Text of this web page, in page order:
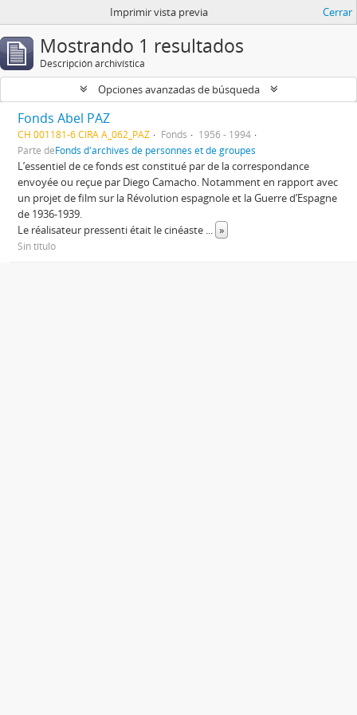
Imprimir vista previa Cerrar
Mostrando 1 resultados
Descripción archivística
Opciones avanzadas de búsqueda
Fonds Abel PAZ
CH 001181-6 CIRA A_062_PAZ Fonds
1956 - 1994
Parte deFonds d'archives de personnes et de groupes
L’essentiel de ce fonds est constitué par de la correspondance
envoyée ou reçue par Diego Camacho. Notamment en rapport avec
un projet de film sur la Révolution espagnole et la Guerre d’Espagne
de 1936-1939.
Le réalisateur pressenti était le cinéaste ... »
Sin título